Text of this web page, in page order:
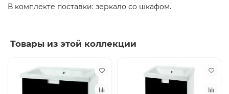
В комплекте поставки: зеркало со шкафом.
Товары из этой коллекции